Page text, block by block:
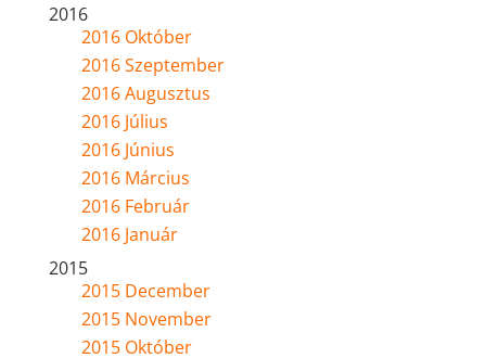
2016
2016 Október
2016 Szeptember
2016 Augusztus
2016 Július
2016 Június
2016 Március
2016 Február
2016 Január
2015
2015 December
2015 November
2015 Október